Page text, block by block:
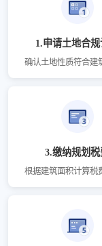
1.申请土地合
确认土地性质符合建
3.缴纳规划税
根据建筑面积计算税